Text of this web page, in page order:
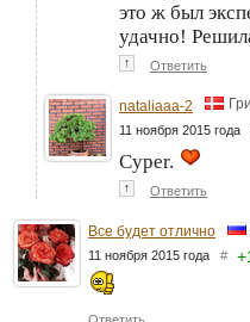
это ж был
удачно!
↑ Ответить
nataliaaa-2
11 ноября 2015 года
Cyper.
↑ Ответить
Все будет отлично
11 ноября 2015 года # +